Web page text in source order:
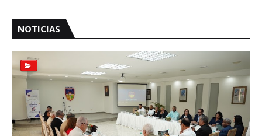
NOTICIAS